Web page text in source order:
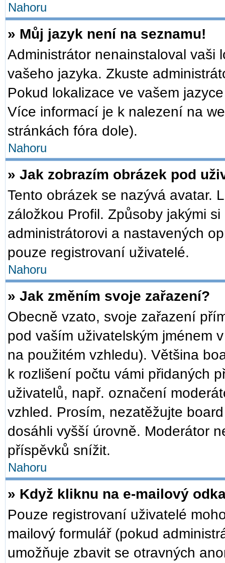
Nahoru
» Můj jazyk není na seznamu!
Administrátor nenainstaloval vaši
vašeho jazyka. Zkuste
Pokud lokalizace ve vašem
Více informací je k nalezení na
stránkách fóra dole).
Nahoru
» Jak zobrazím obrázek pod
Tento obrázek se nazývá avatar.
záložkou Profil. Způsoby jakými
administrátorovi a nastavených
pouze registrovaní uživatelé.
Nahoru
» Jak změním svoje zařazení?
Obecně vzato, svoje zařazení
pod vaším uživatelským jménem
na použitém vzhledu). Většina
k rozlišení počtu vámi přidaných
uživatelů, např. označení
vzhled. Prosím, nezatěžujte
dosáhli vyšší úrovně. Moderátor
příspěvků snížit.
Nahoru
» Když kliknu na e-mailový
Pouze registrovaní uživatelé
mailový formulář (pokud
umožňuje zbavit se otravných